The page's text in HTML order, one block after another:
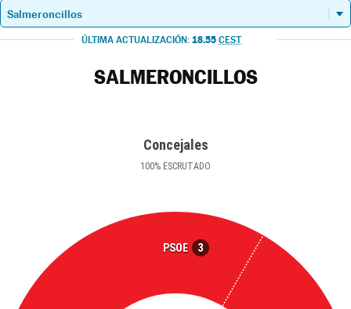
ÚLTIMA ACTUALIZACIÓN: 18.55 CEST
SALMERONCILLOS
Concejales
100% ESCRUTADO
PSOE 3